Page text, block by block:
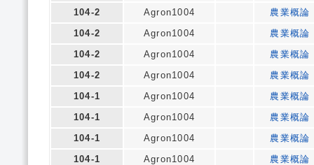
104-2
Agron1004
農業概論
104-2
Agron1004
農業概論
104-2
Agron1004
農業概論
104-2
Agron1004
農業概論
104-1
Agron1004
農業概論
104-1
Agron1004
農業概論
104-1
Agron1004
農業概論
104-1
Agron1004
農業概論